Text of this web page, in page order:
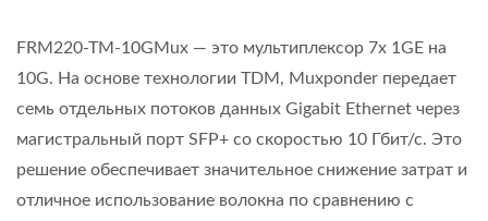
FRM220-TM-10GMux — это мультиплексор 7x 1GE на
10G. На основе технологии TDM, Muxponder передает
семь отдельных потоков данных Gigabit Ethernet через
магистральный порт SFP+ со скоростью 10 Гбит/с. Это
решение обеспечивает значительное снижение затрат и
отличное использование волокна по сравнению с